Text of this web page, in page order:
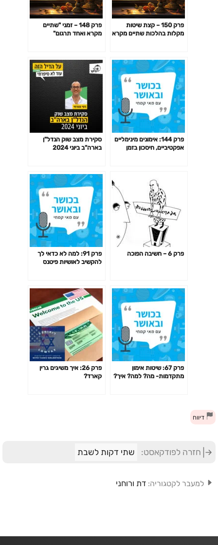
פרק 150 – קצת שיטות
מקלות בהלכות שתיים מקרא
פרק 148 – זמני "שתיים
מקרא ואחד תרגום"
פרק 144: אימונים מינימליים
אפקטיביים, חיסכון בזמן
סקירת מצב שוק הנדל"ן
בארה"ב ביוני 2024
פרק 6 – חשיבה הפוכה
פרק 91: למה לא כדאי לך
להקשיב לאושיות פיטנס
שלך?
פרק 67: שיטות אימון
מתקדמות- מה? למה? איך?
פרק 26: איך משיגים גרין
קארד?
דיווח
חזרה לפודקאסט: שתי דקות לשבת
למעבר לקטגוריה: דת ורוחני